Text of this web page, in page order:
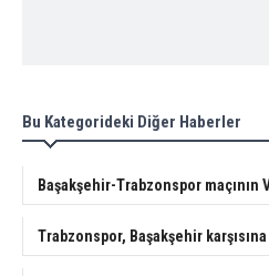
Bu Kategorideki Diğer Haberler
Başakşehir-Trabzonspor maçının
Trabzonspor, Başakşehir